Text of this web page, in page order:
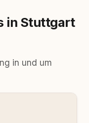
in Stuttgart
in und um